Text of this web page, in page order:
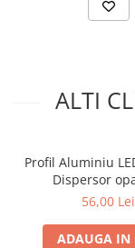
ALTI
Profil Aluminiu
Dispersor
56,00 Lei
ADAUGA IN